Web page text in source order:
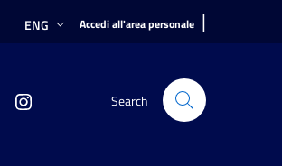
ENG Accedi all'area personale |
Search